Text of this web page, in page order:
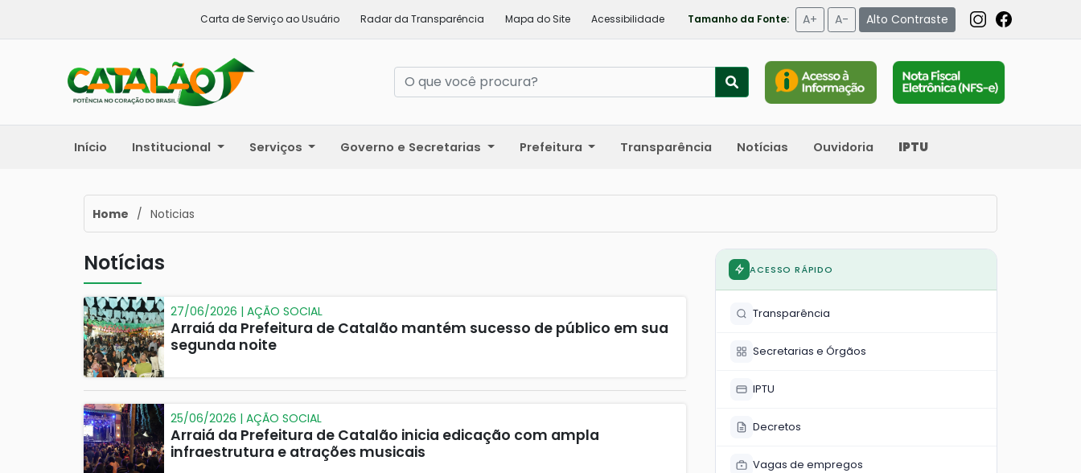
Carta de Serviço ao Usuário Radar da Transparência Mapa do Site Acessibilidade Tamanho da Fonte: A+ A- Alto Contraste
Início Institucional Serviços Governo e Secretarias Prefeitura Transparência Notícias Ouvidoria IPTU
Home / Noticias
Notícias
27/06/2026 | AÇÃO SOCIAL
Arraiá da Prefeitura de Catalão mantém sucesso de público em sua
segunda noite
25/06/2026 | AÇÃO SOCIAL
Arraiá da Prefeitura de Catalão inicia edicação com ampla
infraestrutura e atrações musicais
ACESSO RÁPIDO
Transparência
Secretarias e Órgãos
IPTU
Decretos
Vagas de empregos